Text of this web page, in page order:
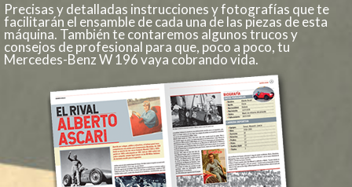
Precisas y detalladas instrucciones y fotografías que te
facilitarán el ensamble de cada una de las piezas de esta
máquina. También te contaremos algunos trucos y
consejos de profesional para que, poco a poco, tu
Mercedes-Benz W 196 vaya cobrando vida.